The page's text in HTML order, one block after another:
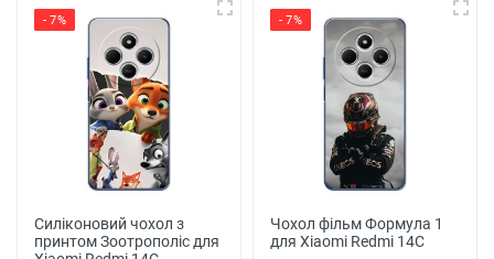
- 7%
Силіконовий чохол з
принтом Зоотрополіс для
- 7%
Чохол фільм Формула 1
для Xiaomi Redmi 14C